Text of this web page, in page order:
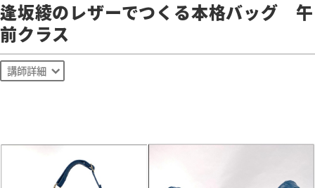
逢坂綾のレザーでつくる本格バッグ 午
前クラス
講師詳細